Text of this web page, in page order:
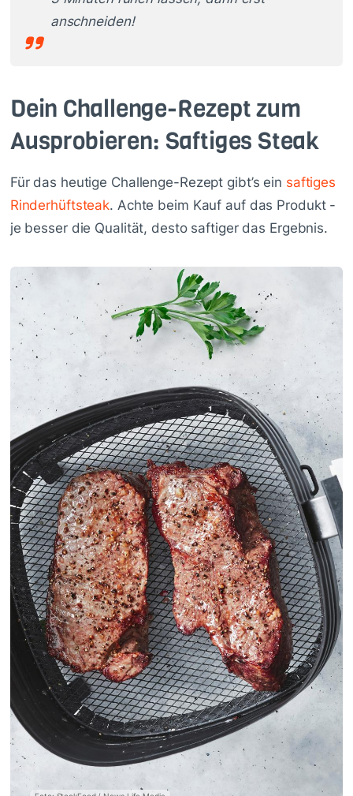
anschneiden!
Dein Challenge-Rezept zum
Ausprobieren: Saftiges Steak
​​Für das heutige Challenge-Rezept gibt’s ein saftiges
Rinderhüftsteak. Achte beim Kauf auf das Produkt -
je besser die Qualität, desto saftiger das Ergebnis.